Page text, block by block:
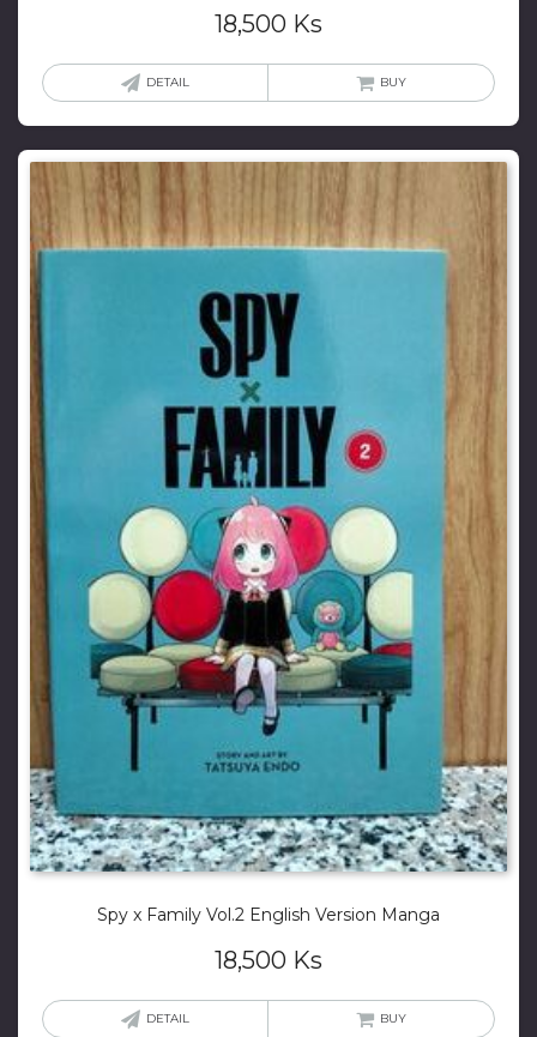
18,500 Ks
DETAIL BUY
Spy x Family Vol.2 English Version Manga
18,500 Ks
DETAIL BUY